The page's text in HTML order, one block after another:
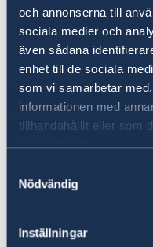
och annonserna till
sociala medier och
även sådana
enhet till de sociala
som vi samarbetar
informationen med
tillhandahållit eller som
deras tjänster.
Nödvändig
Inställningar
Utveckling
Human
Development
Andel fattiga:
Gini-koefficient: